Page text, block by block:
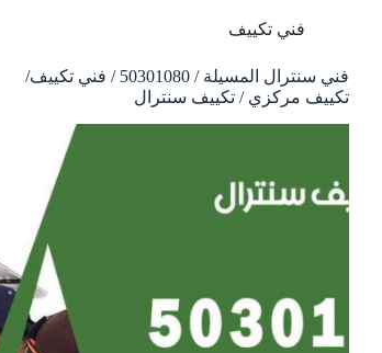
فني تكييف
فني سنترال المسيلة / 50301080 / فني تكييف/
تكييف مركزي / تكييف سنترال